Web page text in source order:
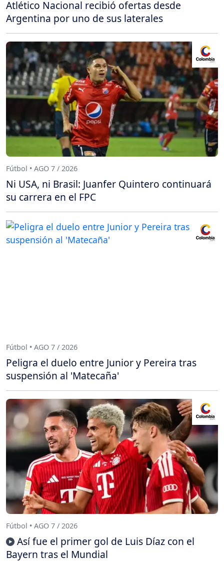
Atlético Nacional recibió ofertas desde
Argentina por uno de sus laterales
Fútbol • AGO 7 / 2026
Ni USA, ni Brasil: Juanfer Quintero continuará
su carrera en el FPC
Fútbol • AGO 7 / 2026
Peligra el duelo entre Junior y Pereira tras
suspensión al 'Matecaña'
Fútbol • AGO 7 / 2026
Así fue el primer gol de Luis Díaz con el
Bayern tras el Mundial